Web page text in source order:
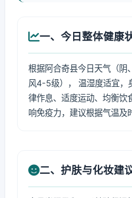
一、今日整体健康
根据阿合奇县今日天气（
风4-5级）， 温湿度适宜，
律作息、适度运动、均衡饮
响免疫力，建议根据气温及
二、护肤与化妆建